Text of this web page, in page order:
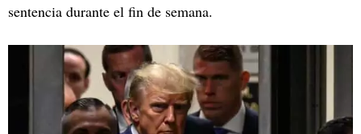
sentencia durante el fin de semana.